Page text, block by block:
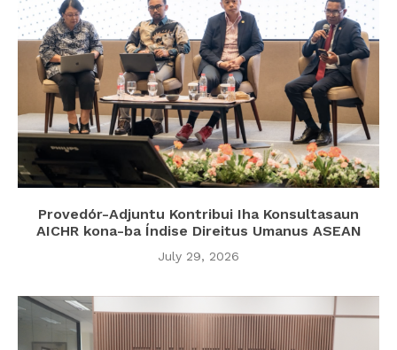
Provedór-Adjuntu Kontribui Iha Konsultasaun
AICHR kona-ba Índise Direitus Umanus ASEAN
July 29, 2026